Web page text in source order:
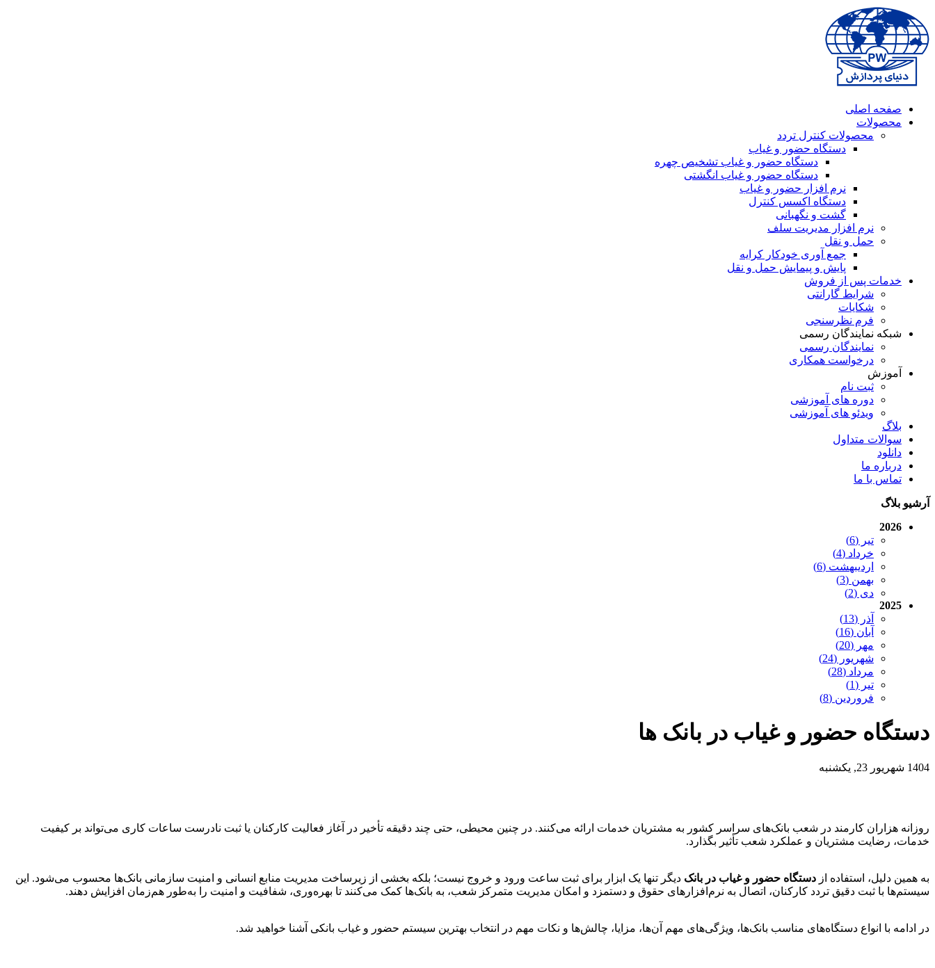
صفحه اصلی
محصولات
محصولات کنترل تردد
دستگاه حضور و غیاب
دستگاه حضور و غیاب تشخیص چهره
دستگاه حضور و غیاب انگشتی
نرم افزار حضور و غیاب
دستگاه اکسس کنترل
گشت و نگهبانی
نرم افزار مدیریت سلف
حمل و نقل
جمع آوری خودکار کرایه
پایش و پیمایش حمل و نقل
خدمات پس از فروش
شرایط گارانتی
شکایات
فرم نظرسنجی
شبکه نمایندگان رسمی
نمایندگان رسمی
درخواست همکاری
آموزش
ثبت نام
دوره های آموزشی
ویدئو های آموزشی
بلاگ
سوالات متداول
دانلود
درباره ما
تماس با ما
آرشیو بلاگ
2026
تیر (6)
خرداد (4)
اردیبهشت (6)
بهمن (3)
دی (2)
2025
آذر (13)
آبان (16)
مهر (20)
شهریور (24)
مرداد (28)
تیر (1)
فروردین (8)
دستگاه حضور و غیاب در بانک ها
1404 شهریور 23, یکشنبه
روزانه هزاران کارمند در شعب بانک‌های سراسر کشور به مشتریان خدمات ارائه می‌کنند. در چنین محیطی، حتی چند دقیقه تأخیر در آغاز فعالیت کارکنان یا ثبت نادرست ساعات کاری می‌تواند بر کیفیت
خدمات، رضایت مشتریان و عملکرد شعب تأثیر بگذارد.
به همین دلیل، استفاده از دستگاه حضور و غیاب در بانک دیگر تنها یک ابزار برای ثبت ساعت ورود و خروج نیست؛ بلکه بخشی از زیرساخت مدیریت منابع انسانی و امنیت سازمانی بانک‌ها محسوب می‌شود. این
سیستم‌ها با ثبت دقیق تردد کارکنان، اتصال به نرم‌افزارهای حقوق و دستمزد و امکان مدیریت متمرکز شعب، به بانک‌ها کمک می‌کنند تا بهره‌وری، شفافیت و امنیت را به‌طور هم‌زمان افزایش دهند.
در ادامه با انواع دستگاه‌های مناسب بانک‌ها، ویژگی‌های مهم آن‌ها، مزایا، چالش‌ها و نکات مهم در انتخاب بهترین سیستم حضور و غیاب بانکی آشنا خواهید شد.